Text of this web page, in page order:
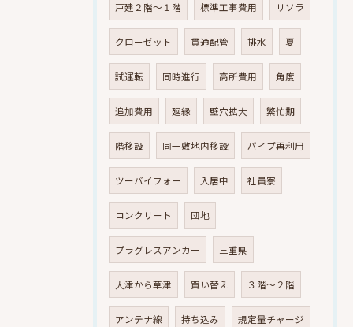
戸建２階～１階 標準工事費用 リソラ
クローゼット 貫通配管 排水 夏
試運転 同時進行 高所費用 角度
追加費用 廻縁 壁穴拡大 繁忙期
階移設 同一敷地内移設 パイプ再利用
ツーバイフォー 入居中 社員寮
コンクリート 団地
プラグレスアンカー 三重県
大津から草津 買い替え ３階～２階
アンテナ線 持ち込み 規定量チャージ